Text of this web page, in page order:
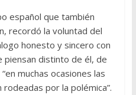
español que también
recordó la voluntad del
honesto y sincero con
piensan distinto de él, de
muchas ocasiones las
por la polémica”.